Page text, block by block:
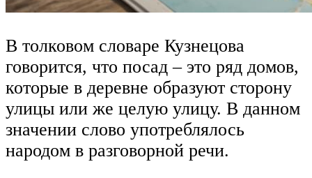
В толковом словаре Кузнецова
говорится, что посад – это ряд домов,
которые в деревне образуют сторону
улицы или же целую улицу. В данном
значении слово употреблялось
народом в разговорной речи.